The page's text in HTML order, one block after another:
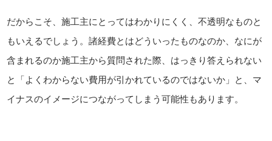
だからこそ、施工主にとってはわかりにくく、不透明なものと
もいえるでしょう。諸経費とはどういったものなのか、なにが
含まれるのか施工主から質問された際、はっきり答えられない
と「よくわからない費用が引かれているのではないか」と、マ
イナスのイメージにつながってしまう可能性もあります。